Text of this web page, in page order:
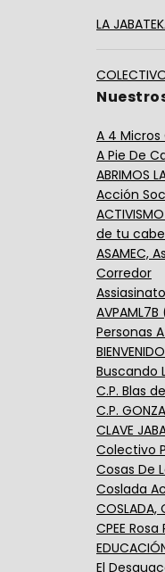
LA
A 4
A Pie De
ABRIMOS
Acción
de tu
ASAMEC,
Corredor
Personas
Buscando
C.P. Blas
C.P.
CLAVE
Colectivo
Cosas De
Coslada
COSLADA,
CPEE Rosa
El